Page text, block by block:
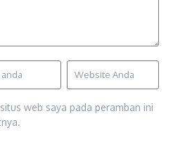
web saya pada peramban ini